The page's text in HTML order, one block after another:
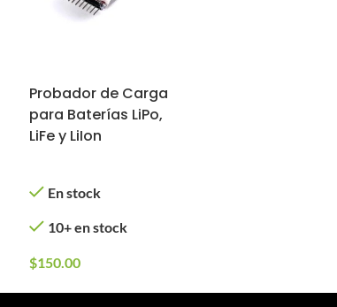
Probador de Carga
para Baterías LiPo,
LiFe y LiIon
En stock
10+ en stock
$150.00